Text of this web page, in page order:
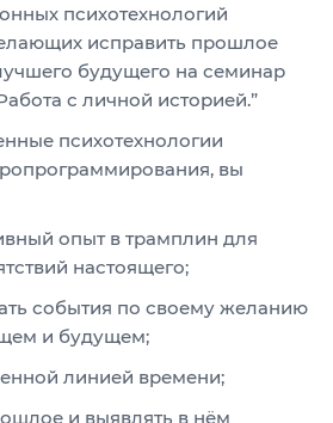
психотехнологий
исправить прошлое
будущего на семинар
с личной историей.”
психотехнологии
вы
опыт в трамплин для
настоящего;
события по своему желанию
и будущем;
линией времени;
и выявлять в нём